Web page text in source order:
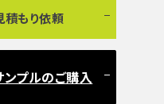
積もり依頼
ンプルのご購入